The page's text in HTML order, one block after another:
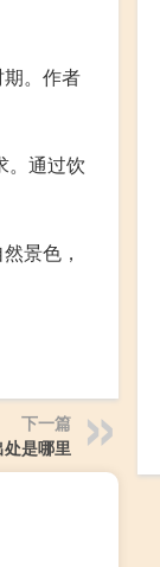
。作者
。通过饮
景色，
下一篇
处是哪里